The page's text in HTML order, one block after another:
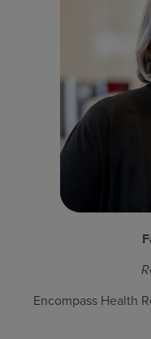
Encompass Health